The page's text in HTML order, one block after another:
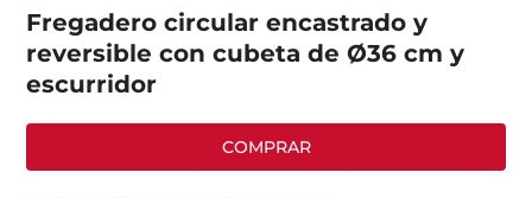
Fregadero circular encastrado y
reversible con cubeta de Ø36 cm y
escurridor
COMPRAR